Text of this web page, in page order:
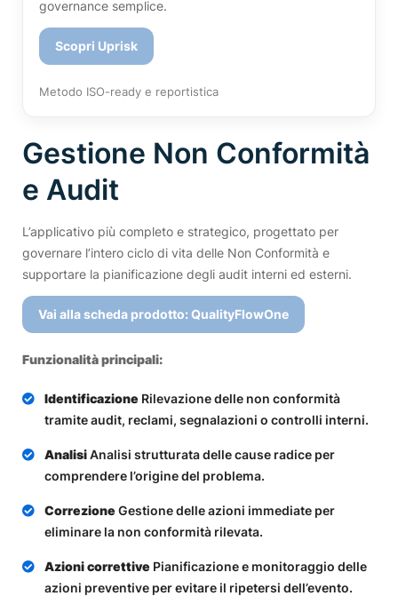
governance semplice.
Scopri Uprisk
Metodo ISO-ready e reportistica
Gestione Non Conformità
e Audit
L’applicativo più completo e strategico, progettato per
governare l’intero ciclo di vita delle Non Conformità e
supportare la pianificazione degli audit interni ed esterni.
Vai alla scheda prodotto: QualityFlowOne
Funzionalità principali:
Identificazione Rilevazione delle non conformità
tramite audit, reclami, segnalazioni o controlli interni.
AnalisiAnalisi strutturata delle cause radice per
comprendere l’origine del problema.
Correzione Gestione delle azioni immediate per
eliminare la non conformità rilevata.
Azioni correttive Pianificazione e monitoraggio delle
azioni preventive per evitare il ripetersi dell’evento.